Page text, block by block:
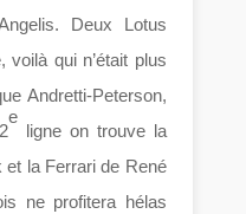
Deux Lotus
voilà qui n’était plus
Andretti-Peterson,
e
ligne on trouve la
et la Ferrari de René
ne profitera hélas